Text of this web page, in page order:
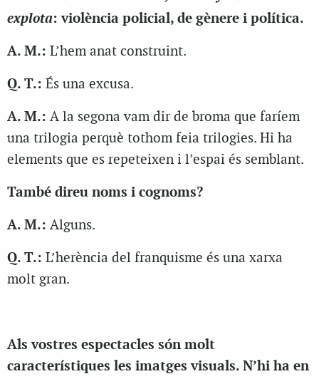
explota: violència policial, de gènere i política.
A. M.: L’hem anat construint.
Q. T.: És una excusa.
A. M.: A la segona vam dir de broma que faríem
una trilogia perquè tothom feia trilogies. Hi ha
elements que es repeteixen i l’espai és semblant.
També direu noms i cognoms?
A. M.: Alguns.
Q. T.: L’herència del franquisme és una xarxa
molt gran.
Als vostres espectacles són molt
característiques les imatges visuals. N’hi ha en